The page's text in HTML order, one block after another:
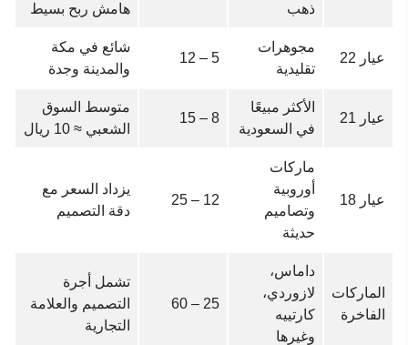
ذهب هامش ربح بسيط
عيار 22
مجوهرات
تقليدية
5 – 12
شائع في مكة
والمدينة وجدة
عيار 21
الأكثر مبيعًا
في السعودية
8 – 15
متوسط السوق
الشعبي ≈ 10 ريال
عيار 18
ماركات
أوروبية
وتصاميم
حديثة
12 – 25
يزداد السعر مع
دقة التصميم
الماركات
الفاخرة
داماس،
لازوردي،
كارتييه
وغيرها
25 – 60
تشمل أجرة
التصميم والعلامة
التجارية